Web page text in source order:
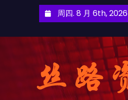
周四. 8 月 6th, 2026